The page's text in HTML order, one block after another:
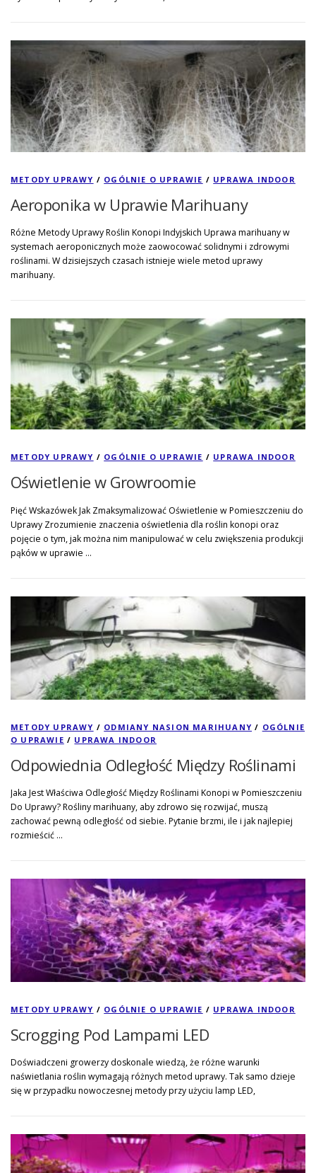
METODY UPRAWY / OGÓLNIE O UPRAWIE / UPRAWA INDOOR
Aeroponika w Uprawie Marihuany
Różne Metody Uprawy Roślin Konopi Indyjskich Uprawa marihuany w
systemach aeroponicznych może zaowocować solidnymi i zdrowymi
roślinami. W dzisiejszych czasach istnieje wiele metod uprawy
marihuany.
METODY UPRAWY / OGÓLNIE O UPRAWIE / UPRAWA INDOOR
Oświetlenie w Growroomie
Pięć Wskazówek Jak Zmaksymalizować Oświetlenie w Pomieszczeniu do
Uprawy Zrozumienie znaczenia oświetlenia dla roślin konopi oraz
pojęcie o tym, jak można nim manipulować w celu zwiększenia produkcji
pąków w uprawie …
METODY UPRAWY / ODMIANY NASION MARIHUANY / OGÓLNIE
O UPRAWIE / UPRAWA INDOOR
Odpowiednia Odległość Między Roślinami
Jaka Jest Właściwa Odległość Między Roślinami Konopi w Pomieszczeniu
Do Uprawy? Rośliny marihuany, aby zdrowo się rozwijać, muszą
zachować pewną odległość od siebie. Pytanie brzmi, ile i jak najlepiej
rozmieścić …
METODY UPRAWY / OGÓLNIE O UPRAWIE / UPRAWA INDOOR
Scrogging Pod Lampami LED
Doświadczeni growerzy doskonale wiedzą, że różne warunki
naświetlania roślin wymagają różnych metod uprawy. Tak samo dzieje
się w przypadku nowoczesnej metody przy użyciu lamp LED,